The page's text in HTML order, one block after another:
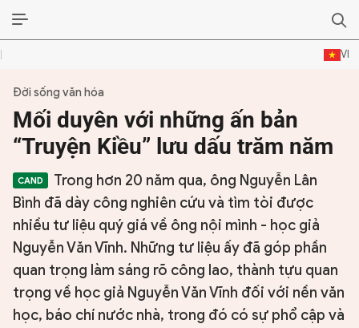
VI
ĐỜI SỐNG VĂN HÓA
TƯ LIỆU VĂN HÓA
LÝ LUẬN
THƠ
TRUYỀN THỐNG
DIỄN ĐÀN
Đời sống văn hóa
Mối duyên với những ấn bản
“Truyện Kiều” lưu dấu trăm năm
Trong hơn 20 năm qua, ông Nguyễn Lân
Bình đã dày công nghiên cứu và tìm tòi được
nhiều tư liệu quý giá về ông nội mình - học giả
Nguyễn Văn Vĩnh. Những tư liệu ấy đã góp phần
quan trọng làm sáng rõ công lao, thành tựu quan
trọng về học giả Nguyễn Văn Vĩnh đối với nền văn
học, báo chí nước nhà, trong đó có sự phổ cập và